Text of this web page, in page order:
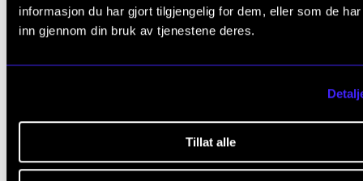
informasjon du har gjort tilgjengelig for dem, eller som de
inn gjennom din bruk av tjenestene deres.
Tillat alle